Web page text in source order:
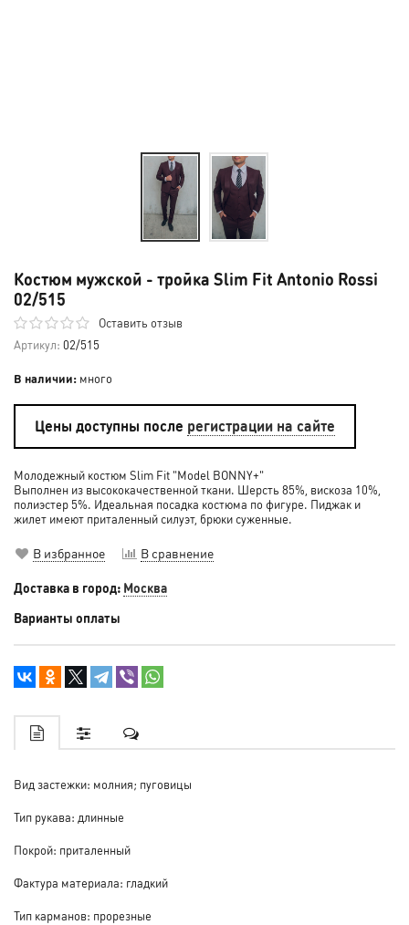
Костюм мужской - тройка Slim Fit Antonio Rossi
02/515
Оставить отзыв
Артикул: 02/515
В наличии: много
Цены доступны после регистрации на сайте
Молодежный костюм Slim Fit "Model BONNY+"
Выполнен из высококачественной ткани. Шерсть 85%, вискоза 10%,
полиэстер 5%. Идеальная посадка костюма по фигуре. Пиджак и
жилет имеют приталенный силуэт, брюки суженные.
В избранное В сравнение
Доставка в город: Москва
Варианты оплаты
Вид застежки: молния; пуговицы
Тип рукава: длинные
Покрой: приталенный
Фактура материала: гладкий
Тип карманов: прорезные